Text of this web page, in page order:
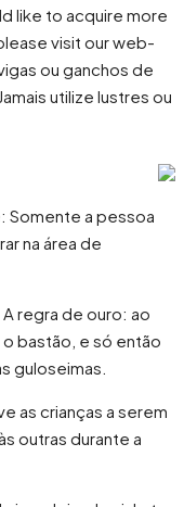
like to acquire more
visit our web-
ou ganchos de
utilize lustres ou
Somente a pessoa
na área de
A regra de ouro: ao
bastão, e só então
guloseimas.
as crianças a serem
outras durante a